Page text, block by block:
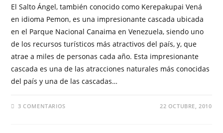
El Salto Ángel, también conocido como Kerepakupai Vená
en idioma Pemon, es una impresionante cascada ubicada
en el Parque Nacional Canaima en Venezuela, siendo uno
de los recursos turísticos más atractivos del país, y, que
atrae a miles de personas cada año. Esta impresionante
cascada es una de las atracciones naturales más conocidas
del país y una de las cascadas…
3 COMENTARIOS 22 OCTUBRE, 2010